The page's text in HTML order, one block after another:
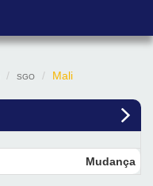
SGO Mali
Mudança